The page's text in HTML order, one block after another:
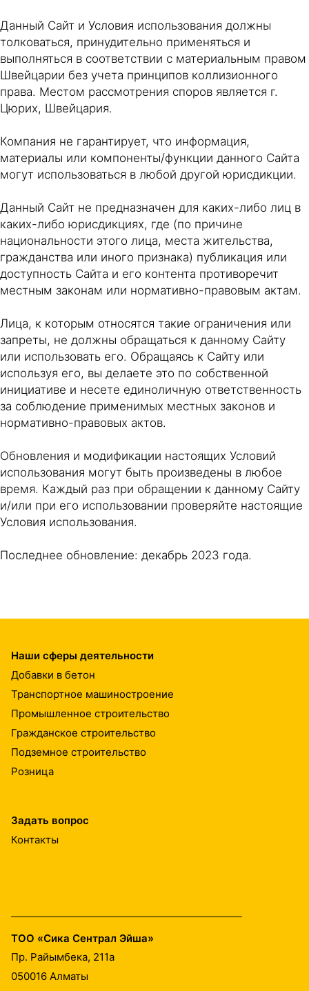
Данный Сайт и Условия использования должны
толковаться, принудительно применяться и
выполняться в соответствии с материальным правом
Швейцарии без учета принципов коллизионного
права. Местом рассмотрения споров является г.
Цюрих, Швейцария.
Компания не гарантирует, что информация,
материалы или компоненты/функции данного Сайта
могут использоваться в любой другой юрисдикции.
Данный Сайт не предназначен для каких-либо лиц в
каких-либо юрисдикциях, где (по причине
национальности этого лица, места жительства,
гражданства или иного признака) публикация или
доступность Сайта и его контента противоречит
местным законам или нормативно-правовым актам.
Лица, к которым относятся такие ограничения или
запреты, не должны обращаться к данному Сайту
или использовать его. Обращаясь к Сайту или
используя его, вы делаете это по собственной
инициативе и несете единоличную ответственность
за соблюдение применимых местных законов и
нормативно-правовых актов.
Обновления и модификации настоящих Условий
использования могут быть произведены в любое
время. Каждый раз при обращении к данному Сайту
и/или при его использовании проверяйте настоящие
Условия использования.
Последнее обновление: декабрь 2023 года.
Наши сферы деятельности
Добавки в бетон
Транспортное машиностроение
Промышленное строительство
Гражданское строительство
Подземное строительство
Розница
Задать вопрос
Контакты
ТОО «Сика Сентрал Эйша»
Пр. Райымбека, 211а
050016 Алматы